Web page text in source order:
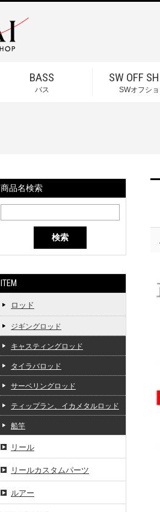
BASS
バス
SW OFF
SWオフシ
商品名検索
検索
ITEM
ロッド
ジギングロッド
キャスティングロッド
タイラバロッド
サーベリングロッド
ティップラン、イカメタルロッド
船竿
リール
リールカスタムパーツ
ルアー